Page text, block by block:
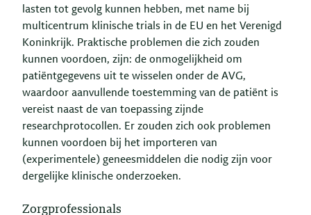
lasten tot gevolg kunnen hebben, met name bij
multicentrum klinische trials in de EU en het Verenigd
Koninkrijk. Praktische problemen die zich zouden
kunnen voordoen, zijn: de onmogelijkheid om
patiëntgegevens uit te wisselen onder de AVG,
waardoor aanvullende toestemming van de patiënt is
vereist naast de van toepassing zijnde
researchprotocollen. Er zouden zich ook problemen
kunnen voordoen bij het importeren van
(experimentele) geneesmiddelen die nodig zijn voor
dergelijke klinische onderzoeken.
Zorgprofessionals